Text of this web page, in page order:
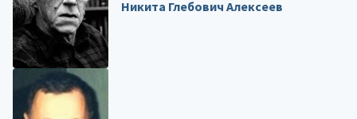
Никита Глебович Алексеев